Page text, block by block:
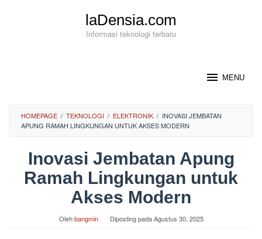
laDensia.com
Informasi teknologi terbaru
MENU
HOMEPAGE / TEKNOLOGI / ELEKTRONIK / INOVASI JEMBATAN
APUNG RAMAH LINGKUNGAN UNTUK AKSES MODERN
Inovasi Jembatan Apung
Ramah Lingkungan untuk
Akses Modern
Olehbangmin Diposting padaAgustus 30, 2025